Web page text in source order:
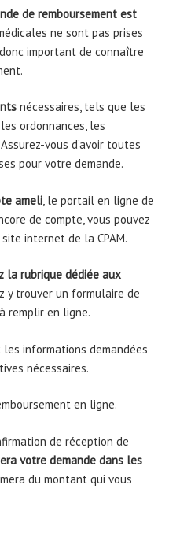
de remboursement est
ne sont pas prises
important de connaître
nécessaires, tels que les
ordonnances, les
vous d’avoir toutes
pour votre demande.
ameli, le portail en ligne de
de compte, vous pouvez
internet de la CPAM.
la rubrique dédiée aux
y trouver un formulaire de
remplir en ligne.
les informations demandées
nécessaires.
en ligne.
de réception de
votre demande dans les
du montant qui vous